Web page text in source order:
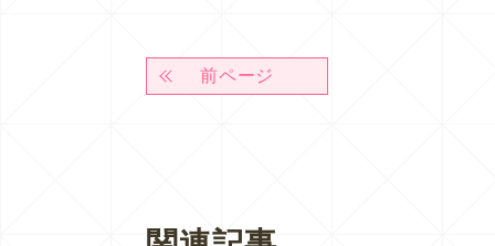
前ページ